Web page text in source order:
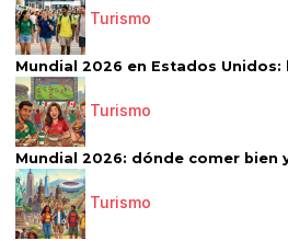
Turismo
Mundial 2026 en Estados Unidos:
Turismo
Mundial 2026: dónde comer bien
Turismo